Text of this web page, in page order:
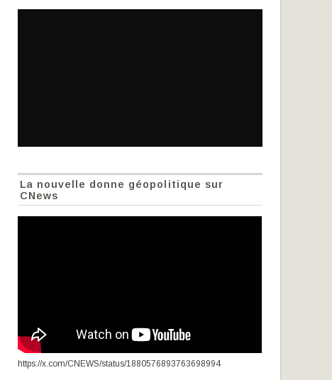
La nouvelle donne géopolitique sur
CNews
https://x.com/CNEWS/status/1880576893763698994